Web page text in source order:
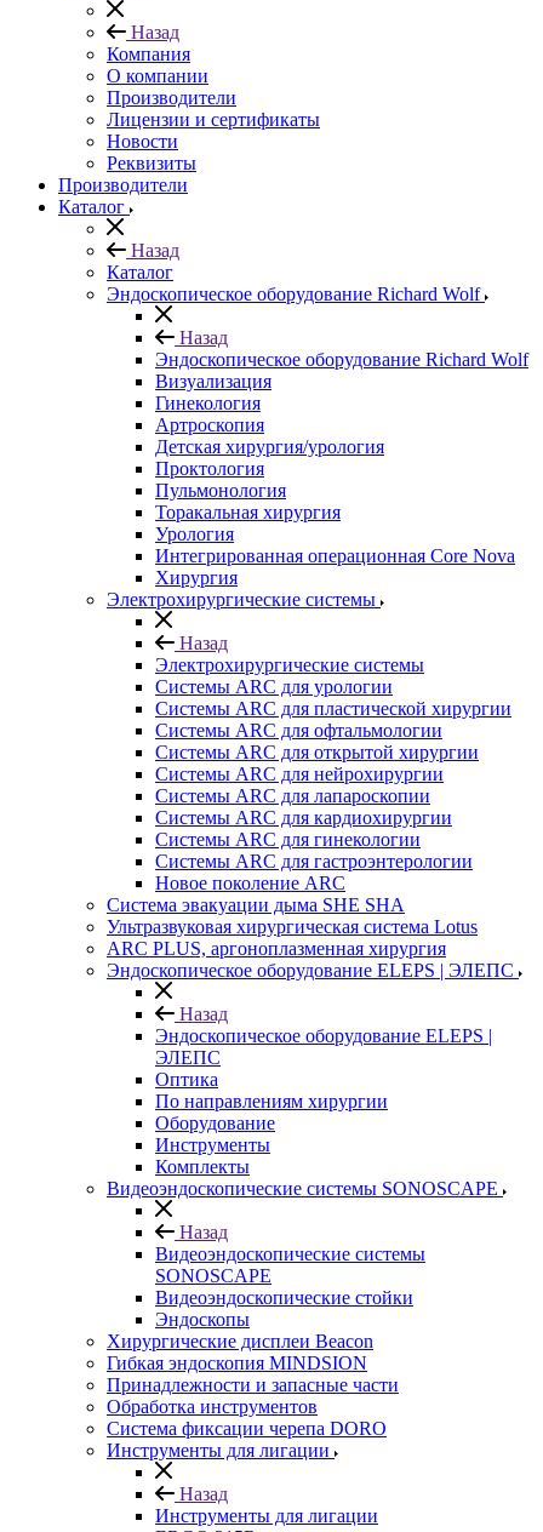
Назад
Компания
О компании
Производители
Лицензии и сертификаты
Новости
Реквизиты
Производители
Каталог
Назад
Каталог
Эндоскопическое оборудование Richard Wolf
Назад
Эндоскопическое оборудование Richard Wolf
Визуализация
Гинекология
Артроскопия
Детская хирургия/урология
Проктология
Пульмонология
Торакальная хирургия
Урология
Интегрированная операционная Core Nova
Хирургия
Электрохирургические системы
Назад
Электрохирургические системы
Системы ARC для урологии
Системы ARC для пластической хирургии
Системы ARC для офтальмологии
Системы ARC для открытой хирургии
Системы ARC для нейрохирургии
Системы ARC для лапароскопии
Системы ARC для кардиохирургии
Системы ARC для гинекологии
Системы ARC для гастроэнтерологии
Новое поколение ARC
Система эвакуации дыма SHE SHA
Ультразвуковая хирургическая система Lotus
ARC PLUS, аргоноплазменная хирургия
Эндоскопическое оборудование ELEPS | ЭЛЕПС
Назад
Эндоскопическое оборудование ELEPS |
ЭЛЕПС
Оптика
По направлениям хирургии
Оборудование
Инструменты
Комплекты
Видеоэндоскопические системы SONOSCAPE
Назад
Видеоэндоскопические системы
SONOSCAPE
Видеоэндоскопические стойки
Эндоскопы
Хирургические дисплеи Beacon
Гибкая эндоскопия MINDSION
Принадлежности и запасные части
Обработка инструментов
Система фиксации черепа DORO
Инструменты для лигации
Назад
Инструменты для лигации